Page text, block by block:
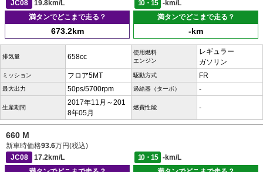
JC08
19.8km/L 10・15
-km/L
満タンでどこまで走る？
673.2km
満タンでどこまで走る？
-km
排気量 658cc
使用燃料
エンジン
レギュラー
ガソリン
ミッション フロア5MT 駆動方式 FR
最大出力 50ps/5700rpm 過給器（ターボ） -
生産期間
2017年11月～201
8年05月
燃費性能 -
660 M
新車時価格93.6万円(税込)
JC08
17.2km/L 10・15
-km/L